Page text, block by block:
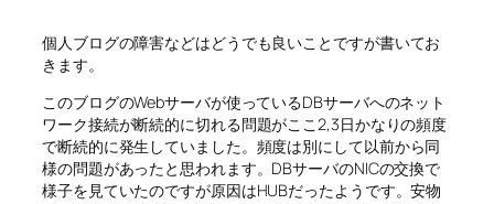
個人ブログの障害などはどうでも良いことですが書いてお
きます。
このブログのWebサーバが使っているDBサーバへのネット
ワーク接続が断続的に切れる問題がここ2,3日かなりの頻度
で断続的に発生していました。頻度は別にして以前から同
様の問題があったと思われます。DBサーバのNICの交換で
様子を見ていたのですが原因はHUBだったようです。安物